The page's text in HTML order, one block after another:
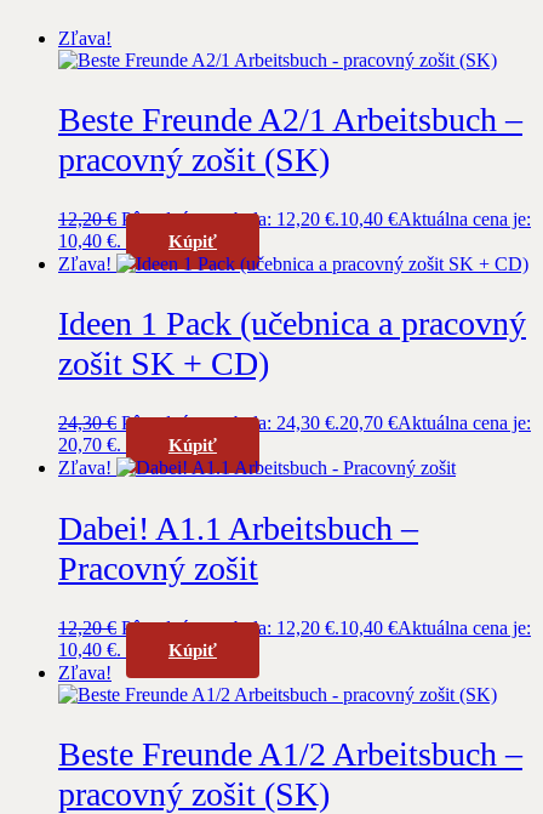
Zľava!
Beste Freunde A2/1 Arbeitsbuch –
pracovný zošit (SK)
12,20€ Pôvodná cena bola: 12,20 €.10,40 €Aktuálna cena je:
10,40 €.
Kúpiť
Zľava!
Ideen 1 Pack (učebnica a pracovný
zošit SK + CD)
24,30€ Pôvodná cena bola: 24,30 €.20,70 €Aktuálna cena je:
20,70 €.
Kúpiť
Zľava!
Dabei! A1.1 Arbeitsbuch –
Pracovný zošit
12,20€ Pôvodná cena bola: 12,20 €.10,40 €Aktuálna cena je:
10,40 €.
Kúpiť
Zľava!
Beste Freunde A1/2 Arbeitsbuch –
pracovný zošit (SK)